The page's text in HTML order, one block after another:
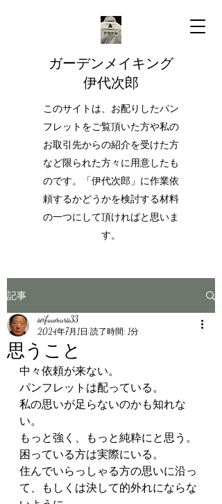
ガーデンメイキング
伊代次郎
このサイトは、お配りしたパン
フレットをご覧頂いた方や私の
お取引先からの紹介を受けた方
など限られた方々に用意したも
のです。「伊代次郎」に作業依
頼するかどうかを検討する材料
の一つにして頂ければと思いま
す。
記事
思うこと
seifuumura33
2024年7月1日 読了時間: 1分
中々依頼が来ない。
パンフレットは配っている。
私の思いが足らないのかも知れな
い。
もっと強く、もっと純粋にと思う。
困っている方は実際にいる。
住んでいらっしゃる方の思いに沿っ
て、もしくは決して的外れにならな